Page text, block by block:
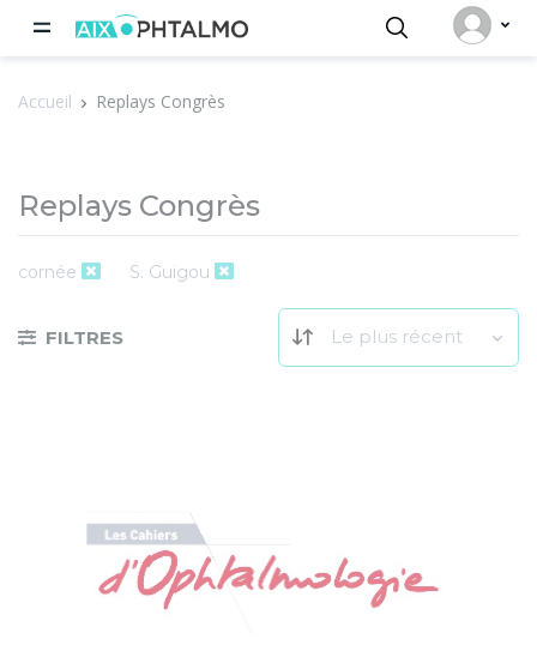
Accueil Replays Congrès
Replays Congrès
cornée S. Guigou
FILTRES Le plus récent
Panneau de gestion des cookies